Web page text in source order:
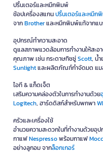
ปริ้นเตอร์และหมึกพิมพ์
ช้อปเครื่องสแกนปริ้นเตอร์และหมึก
จากBrotherและหมึกพิมพ์แท้จากแ
อุปกรณ์ทำความสะอาด
ดูแลสภาพแวดล้อมการทำงานให้สะ
คุณภาพ เช่น กระดาษทิชชู่Scott, น้ำ
Sunlightและผลิตภัณฑ์กำจัดมด แม
ไอที & แก็ดเจ็ต
เสริมความคล่องตัวในการทำงานด้วย
Logitech, ฮาร์ดดิสก์สำหรับพกพา
ครัวและเครื่องใช้
อำนวยความสะดวกในที่ทำงานด้วยอุ
กาแฟNespressoพร้อมกาแฟ
อย่างลูกอม จากล็อกเกอร์